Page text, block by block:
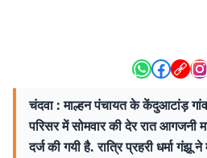
चंदवा : माल्हन पंचायत के केंदुआटांड़ गांव
परिसर में सोमवार की देर रात आगजनी
दर्ज की गयी है. रात्रि प्रहरी धर्मा गंझू